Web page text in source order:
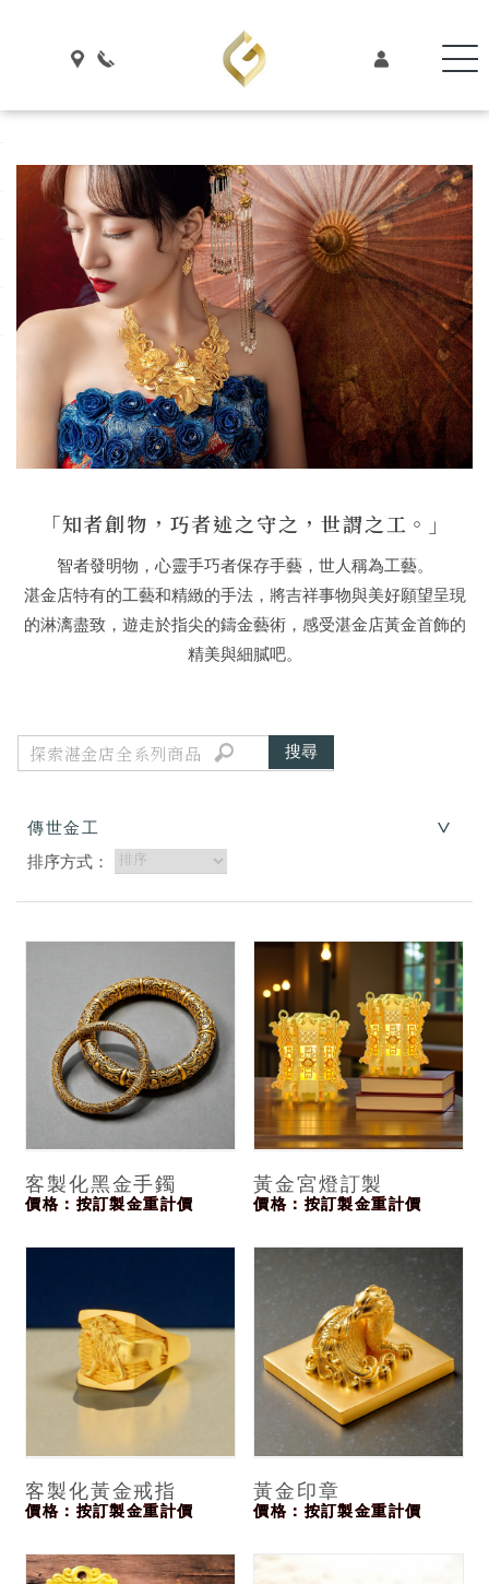
「知者創物，巧者述之守之，世謂之工。」
智者發明物，心靈手巧者保存手藝，世人稱為工藝。
湛金店特有的工藝和精緻的手法，將吉祥事物與美好願望呈現
的淋漓盡致，遊走於指尖的鑄金藝術，感受湛金店黃金首飾的
精美與細膩吧。
傳世金工
排序方式：
客製化黑金手鐲
價格：按訂製金重計價
黃金宮燈訂製
價格：按訂製金重計價
客製化黃金戒指
價格：按訂製金重計價
黃金印章
價格：按訂製金重計價